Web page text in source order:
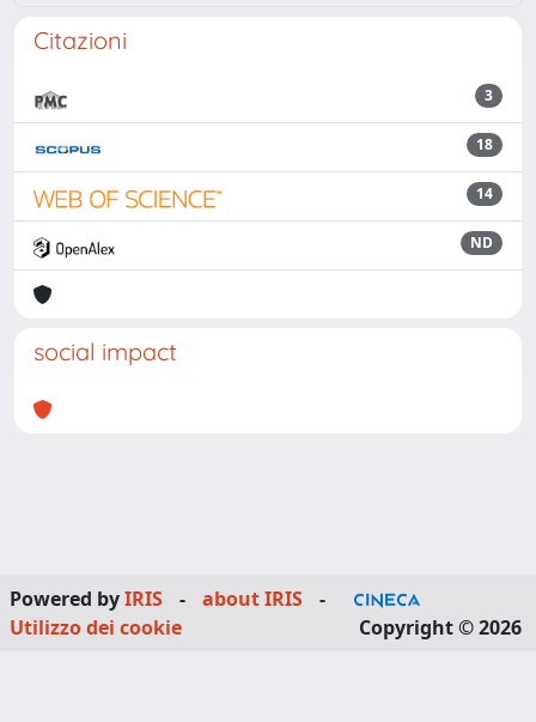
Citazioni
3
18
14
ND
social impact
Powered byIRIS - about IRIS
-
Utilizzo dei cookie
Copyright © 2026